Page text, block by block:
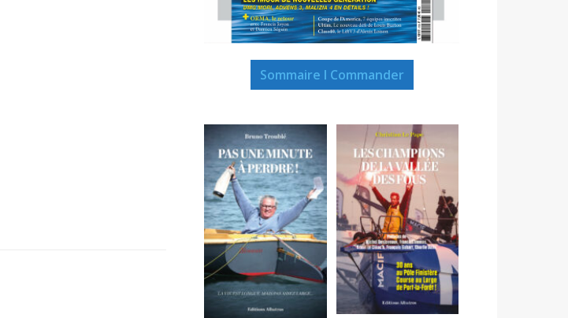
Sommaire I Commander